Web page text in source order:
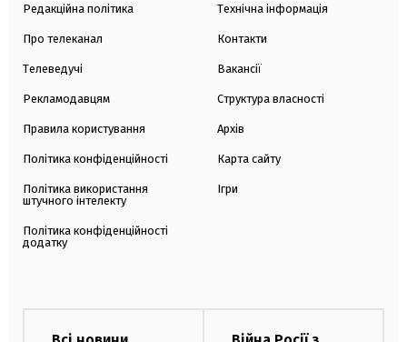
Редакційна політика
Про телеканал
Телеведучі
Рекламодавцям
Правила користування
Політика конфіденційності
Політика використання
штучного інтелекту
Політика конфіденційності
додатку
Технічна інформація
Контакти
Вакансії
Структура власності
Архів
Карта сайту
Ігри